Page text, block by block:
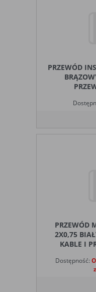
PRZEWÓD
PRZEWÓD
2X0,75
KABLE I
Dostępność: